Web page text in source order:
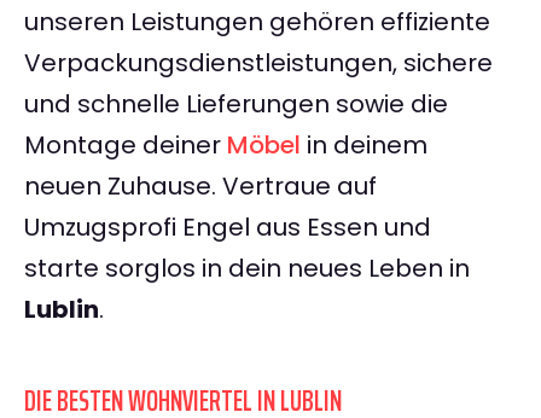
unseren Leistungen gehören effiziente
Verpackungsdienstleistungen, sichere
und schnelle Lieferungen sowie die
Montage deiner Möbel in deinem
neuen Zuhause. Vertraue auf
Umzugsprofi Engel aus Essen und
starte sorglos in dein neues Leben in
Lublin.
DIE BESTEN WOHNVIERTEL IN LUBLIN